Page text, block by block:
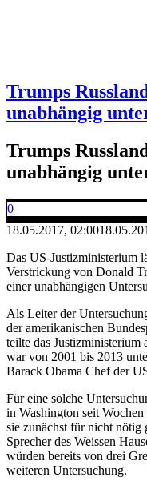
Trumps
unabhängig
Trumps
unabhängig
0
18.05.2017, 02:00
Das US-Justizministerium
Verstrickung von Donald
einer unabhängigen
Als Leiter der
der amerikanischen
teilte das
war von 2001 bis 2013
Barack Obama Chef der
Für eine solche
in Washington seit
sie zunächst für nicht nötig
Sprecher des Weissen
würden bereits von drei
weiteren Untersuchung.